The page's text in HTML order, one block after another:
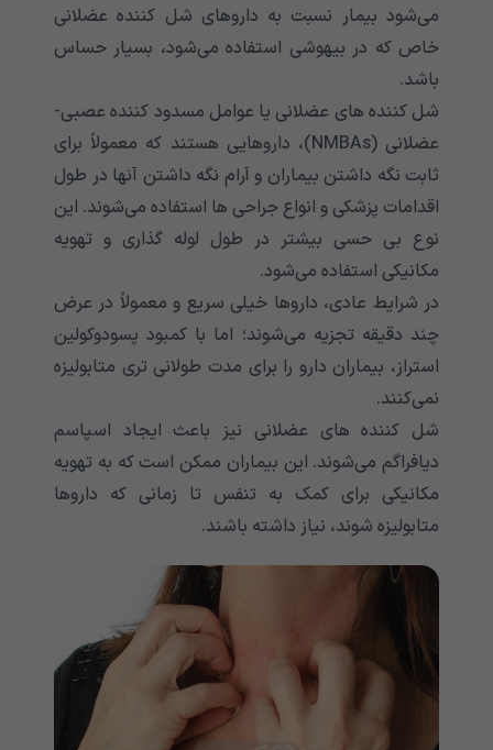
می‌‌‌‌‌‌‌‌‌‌‌‌‌‌‌‌‌‌‌‌‌‌‌‌‌‌‌‌‌‌‌‌‌‌‌‌‌‌‌‌‌‌‌شود بیمار نسبت به داروهای شل کننده عضلانی
خاص که در بیهوشی استفاده می‌‌‌‌‌‌‌‌‌‌‌‌‌‌‌‌‌‌‌‌‌‌‌‌‌‌‌‌‌‌‌‌‌‌‌‌‌‌‌‌‌‌‌شود، بسیار حساس
باشد.
شل کننده های عضلانی یا عوامل مسدود کننده عصبی-
عضلانی (NMBAs)، داروهایی هستند که معمولاً برای
ثابت نگه داشتن بیماران و آرام نگه داشتن آنها در طول
اقدامات پزشکی و انواع جراحی ها استفاده می‌‌‌‌‌‌‌‌‌‌‌‌‌‌‌‌‌‌‌‌‌‌‌‌‌‌‌‌‌‌‌‌‌‌‌‌‌‌‌‌‌‌‌شوند. این
نوع بی حسی بیشتر در طول لوله گذاری و تهویه
مکانیکی استفاده می‌‌‌‌‌‌‌‌‌‌‌‌‌‌‌‌‌‌‌‌‌‌‌‌‌‌‌‌‌‌‌‌‌‌‌‌‌‌‌‌‌‌‌شود.
در شرایط عادی، داروها خیلی سریع و معمولاً در عرض
چند دقیقه تجزیه می‌‌‌‌‌‌‌‌‌‌‌‌‌‌‌‌‌‌‌‌‌‌‌‌‌‌‌‌‌‌‌‌‌‌‌‌‌‌‌‌‌‌‌شوند؛ اما با کمبود پسودوکولین
استراز، بیماران دارو را برای مدت طولانی تری متابولیزه
نمی‌‌‌‌‌‌‌‌‌‌‌‌‌‌‌‌‌‌‌‌‌‌‌‌‌‌‌‌‌‌‌‌‌‌‌‌‌‌‌‌‌‌‌کنند.
شل کننده های عضلانی نیز باعث ایجاد اسپاسم
دیافراگم می‌‌‌‌‌‌‌‌‌‌‌‌‌‌‌‌‌‌‌‌‌‌‌‌‌‌‌‌‌‌‌‌‌‌‌‌‌‌‌‌‌‌‌شوند. این بیماران ممکن است که به تهویه
مکانیکی برای کمک به تنفس تا زمانی که داروها
متابولیزه شوند، نیاز داشته باشند.